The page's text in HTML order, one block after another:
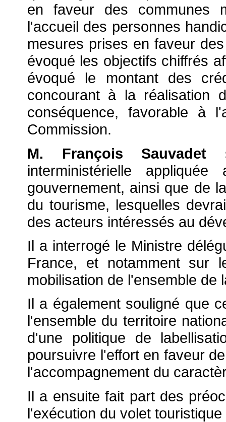
en faveur des communes
l'accueil des personnes
mesures prises en faveur
évoqué les objectifs chiffrés
évoqué le montant des
concourant à la réalisation
conséquence, favorable à
Commission.
M. François Sauvadet
interministérielle
gouvernement, ainsi que de
du tourisme, lesquelles
des acteurs intéressés au
Il a interrogé le Ministre
France, et notamment sur
mobilisation de l'ensemble de
Il a également souligné que
l'ensemble du territoire
d'une politique de
poursuivre l'effort en faveur
l'accompagnement du
Il a ensuite fait part des
l'exécution du volet